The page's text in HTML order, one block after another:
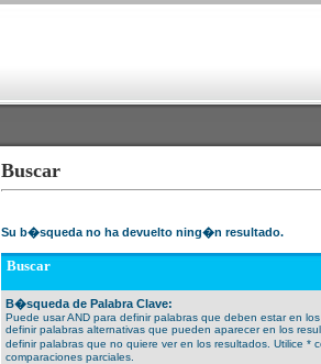
Buscar
Su b�squeda no ha devuelto ning�n resultado.
Buscar
B�squeda de Palabra Clave:
Puede usar AND para definir palabras que deben estar en
definir palabras alternativas que pueden aparecer en los
definir palabras que no quiere ver en los resultados. Utilice *
comparaciones parciales.